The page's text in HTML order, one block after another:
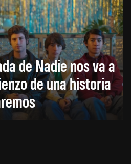
de Nadie nos va a
de una historia